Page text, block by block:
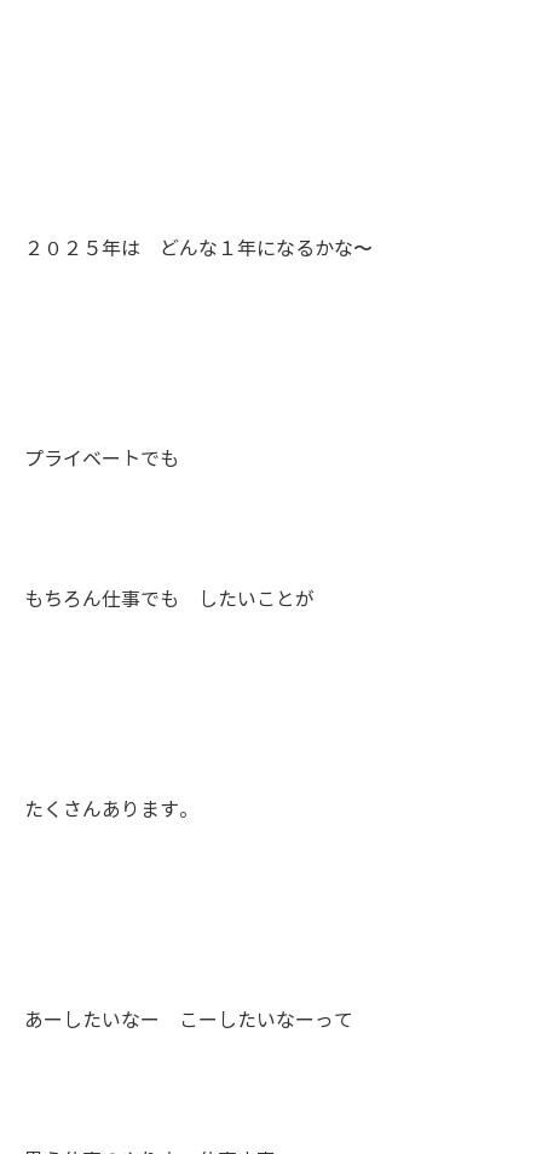
２０２５年は どんな１年になるかな〜
プライベートでも
もちろん仕事でも したいことが
たくさんあります。
あーしたいなー こーしたいなーって